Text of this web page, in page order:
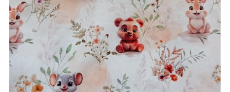
Tecidos infantis – esquilos e outros